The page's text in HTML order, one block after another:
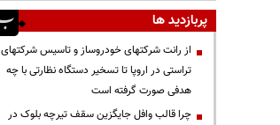
پربازدید ها
از رانت‌ شرکتهای خودروساز و تاسیس شرکتهای
تراستی در اروپا تا تسخیر دستگاه نظارتی با چه
هدفی صورت گرفته است
چرا قالب وافل جایگزین سقف تیرچه بلوک در